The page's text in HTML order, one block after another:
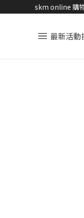
skm online 購
最新活動